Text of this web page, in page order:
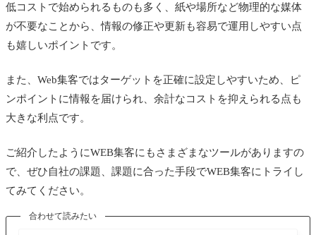
低コストで始められるものも多く、紙や場所など物理的な媒体
が不要なことから、情報の修正や更新も容易で運用しやすい点
も嬉しいポイントです。
また、Web集客ではターゲットを正確に設定しやすいため、ピ
ンポイントに情報を届けられ、余計なコストを抑えられる点も
大きな利点です。
ご紹介したようにWEB集客にもさまざまなツールがありますの
で、ぜひ自社の課題、課題に合った手段でWEB集客にトライし
てみてください。
合わせて読みたい